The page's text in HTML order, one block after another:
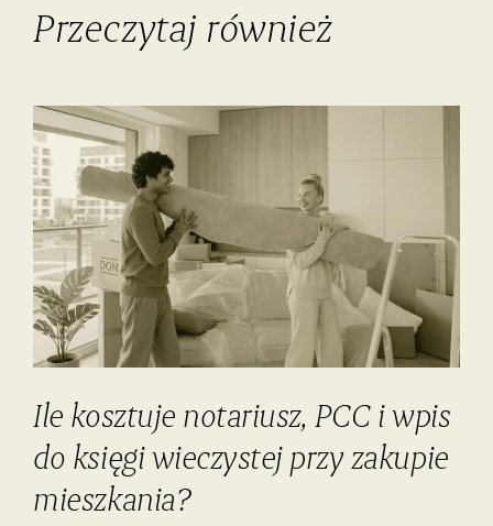
Przeczytaj również
Ile kosztuje notariusz, PCC i wpis
do księgi wieczystej przy zakupie
mieszkania?